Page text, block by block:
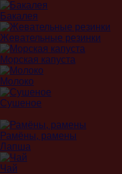
Бакалея
Жевательные резинки
Морская капуста
Молоко
Сушеное
Рамёны, рамены
Лапша
Чай